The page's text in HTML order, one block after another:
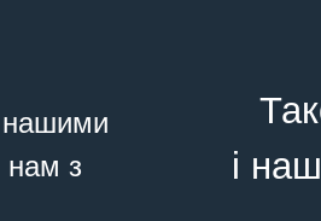
нашими
нам з
і